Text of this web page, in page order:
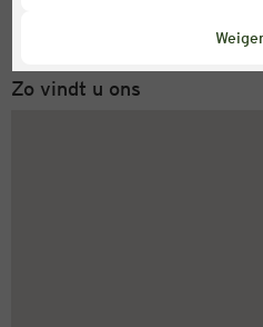
Maandag tot vrijdag 8-18
Zo vindt u ons